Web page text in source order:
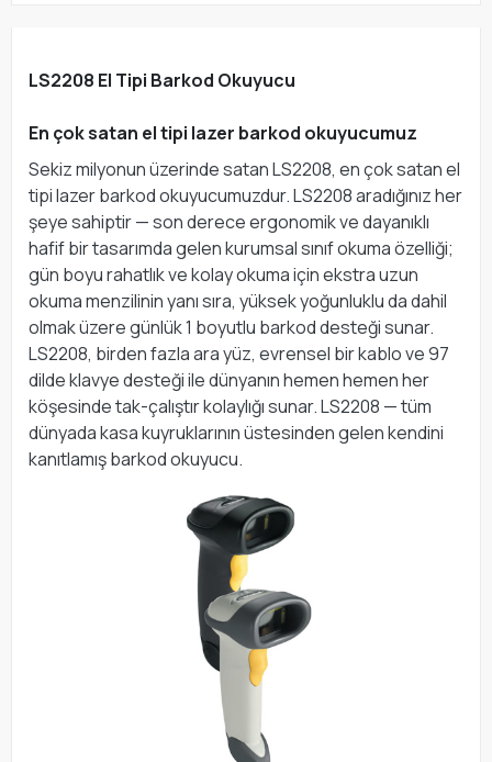
LS2208 El Tipi Barkod Okuyucu
En çok satan el tipi lazer barkod okuyucumuz
Sekiz milyonun üzerinde satan LS2208, en çok satan el
tipi lazer barkod okuyucumuzdur. LS2208 aradığınız her
şeye sahiptir — son derece ergonomik ve dayanıklı
hafif bir tasarımda gelen kurumsal sınıf okuma özelliği;
gün boyu rahatlık ve kolay okuma için ekstra uzun
okuma menzilinin yanı sıra, yüksek yoğunluklu da dahil
olmak üzere günlük 1 boyutlu barkod desteği sunar.
LS2208, birden fazla ara yüz, evrensel bir kablo ve 97
dilde klavye desteği ile dünyanın hemen hemen her
köşesinde tak-çalıştır kolaylığı sunar. LS2208 — tüm
dünyada kasa kuyruklarının üstesinden gelen kendini
kanıtlamış barkod okuyucu.